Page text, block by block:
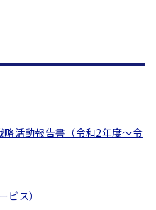
活動報告書（令和2年度～令
ビス）